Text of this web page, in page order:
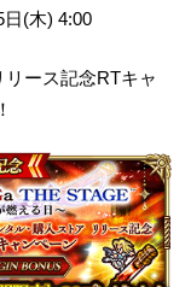
日(木) 4:00
ース記念RTキャ